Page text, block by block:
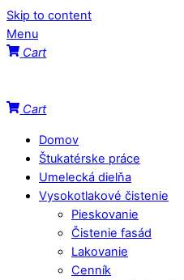
Skip to content
Menu
Cart
Cart
Domov
Štukatérske práce
Umelecká dielňa
Vysokotlakové čistenie
Pieskovanie
Čistenie fasád
Lakovanie
Cenník